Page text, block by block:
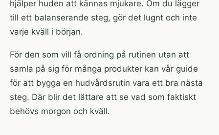
hjälper huden att kännas mjukare. Om du lägger
till ett balanserande steg, gör det lugnt och inte
varje kväll i början.
För den som vill få ordning på rutinen utan att
samla på sig för många produkter kan vår guide
för att bygga en hudvårdsrutin vara ett bra nästa
steg. Där blir det lättare att se vad som faktiskt
behövs morgon och kväll.